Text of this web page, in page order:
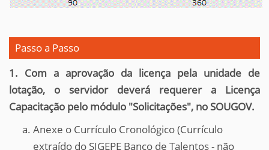
Passo a Passo
1. Com a aprovação da licença pela unidade de
lotação, o servidor deverá requerer a Licença
Capacitação pelo módulo "Solicitações", no SOUGOV.
Anexe o Currículo Cronológico (Currículo
extraído do SIGEPE Banco de Talentos - não